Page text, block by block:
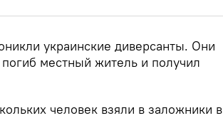
украинские диверсанты. Они
местный житель и получил
человек взяли в заложники в